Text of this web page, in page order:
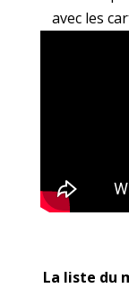
avec les
La liste du